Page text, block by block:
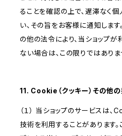
ることを確認の上で、遅滞なく
い、その旨をお客様に通知しま
の他の法令により、当ショップ
ない場合は、この限りではありま
11. Cookie（クッキー）その他
（１） 当ショップのサービスは
技術を利用することがあります。